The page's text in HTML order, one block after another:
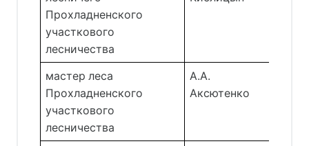
Прохладненского
участкового
лесничества
мастер леса
Прохладненского
участкового
лесничества
А.А.
Аксютенко